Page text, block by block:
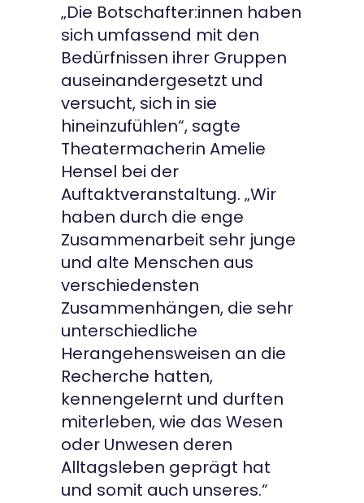
„Die Botschafter:innen haben
sich umfassend mit den
Bedürfnissen ihrer Gruppen
auseinandergesetzt und
versucht, sich in sie
hineinzufühlen“, sagte
Theatermacherin Amelie
Hensel bei der
Auftaktveranstaltung. „Wir
haben durch die enge
Zusammenarbeit sehr junge
und alte Menschen aus
verschiedensten
Zusammenhängen, die sehr
unterschiedliche
Herangehensweisen an die
Recherche hatten,
kennengelernt und durften
miterleben, wie das Wesen
oder Unwesen deren
Alltagsleben geprägt hat
und somit auch unseres.“